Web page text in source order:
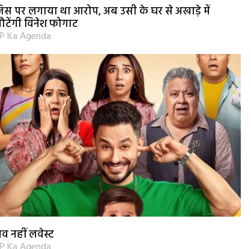
पर लगाया था आरोप, अब उसी के घर से अखाड़े में
विनेश फोगाट
Ka Agenda
नहीं लवेस्ट